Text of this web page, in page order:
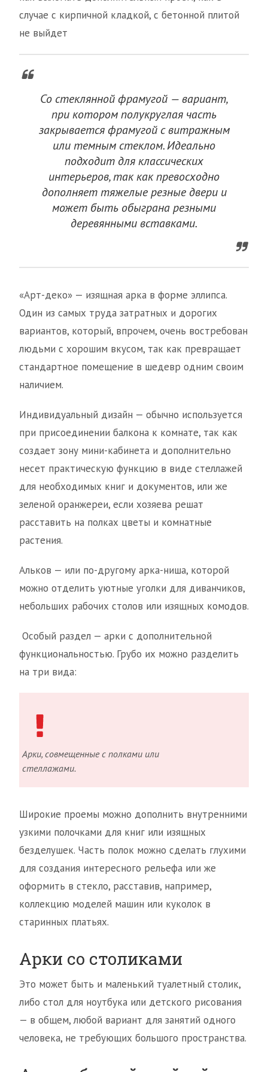
случае с кирпичной кладкой, с бетонной плитой
не выйдет
Со стеклянной фрамугой — вариант,
при котором полукруглая часть
закрывается фрамугой с витражным
или темным стеклом. Идеально
подходит для классических
интерьеров, так как превосходно
дополняет тяжелые резные двери и
может быть обыграна резными
деревянными вставками.
«Арт-деко» — изящная арка в форме эллипса.
Один из самых труда затратных и дорогих
вариантов, который, впрочем, очень востребован
людьми с хорошим вкусом, так как превращает
стандартное помещение в шедевр одним своим
наличием.
Индивидуальный дизайн — обычно используется
при присоединении балкона к комнате, так как
создает зону мини-кабинета и дополнительно
несет практическую функцию в виде стеллажей
для необходимых книг и документов, или же
зеленой оранжереи, если хозяева решат
расставить на полках цветы и комнатные
растения.
Альков — или по-другому арка-ниша, которой
можно отделить уютные уголки для диванчиков,
небольших рабочих столов или изящных комодов.
Особый раздел — арки с дополнительной
функциональностью. Грубо их можно разделить
на три вида:
Арки, совмещенные с полками или
стеллажами.
Широкие проемы можно дополнить внутренними
узкими полочками для книг или изящных
безделушек. Часть полок можно сделать глухими
для создания интересного рельефа или же
оформить в стекло, расставив, например,
коллекцию моделей машин или куколок в
старинных платьях.
Арки со столиками
Это может быть и маленький туалетный столик,
либо стол для ноутбука или детского рисования
— в общем, любой вариант для занятий одного
человека, не требующих большого пространства.